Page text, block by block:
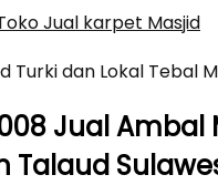
Jual karpet Masjid
Turki dan Lokal Tebal
Jual Ambal
Talaud